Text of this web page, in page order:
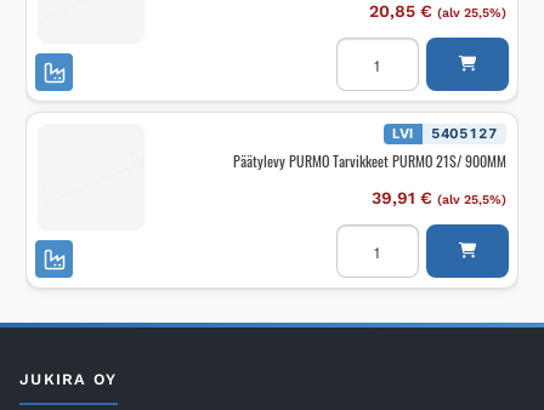
20,85 € (alv 25,5%)
Päätylevy
PURMO
Tarvikkeet
PURMO
21S/
300MM
määrä
LVI 5405127
Päätylevy PURMO Tarvikkeet PURMO 21S/ 900MM
39,91 € (alv 25,5%)
Päätylevy
PURMO
Tarvikkeet
PURMO
määrä
JUKIRA OY